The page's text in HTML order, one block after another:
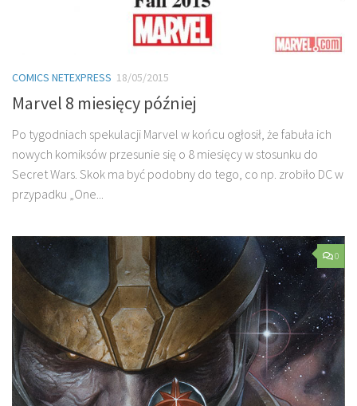
COMICS NETEXPRESS 18/05/2015
Marvel 8 miesięcy później
Po tygodniach spekulacji Marvel w końcu ogłosił, że fabuła ich
nowych komiksów przesunie się o 8 miesięcy w stosunku do
Secret Wars. Skok ma być podobny do tego, co np. zrobiło DC w
przypadku „One...
0